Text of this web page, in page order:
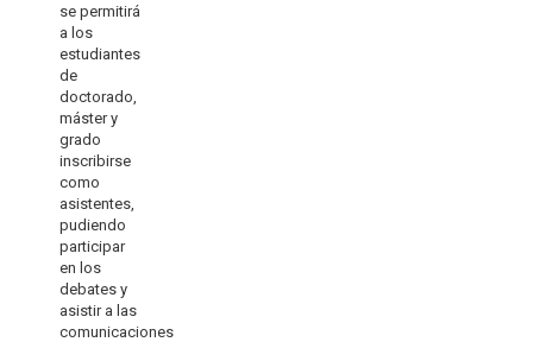
se permitirá
a los
estudiantes
de
doctorado,
máster y
grado
inscribirse
como
asistentes,
pudiendo
participar
en los
debates y
asistir a las
comunicaciones